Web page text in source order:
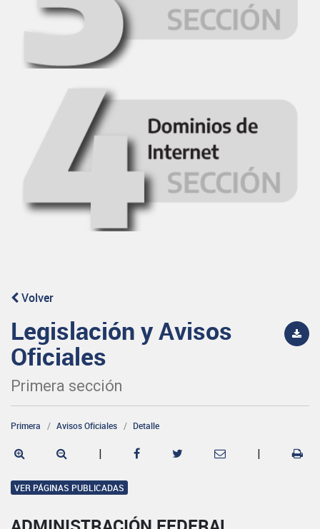
Volver
Legislación y Avisos
Oficiales
Primera sección
Primera Avisos Oficiales Detalle
| |
VER PÁGINAS PUBLICADAS